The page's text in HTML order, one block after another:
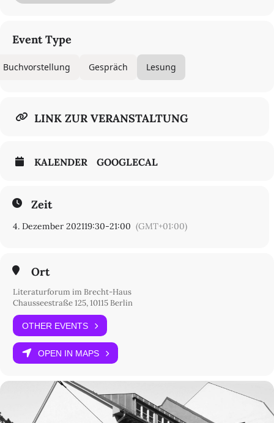
In Zusammenarbeit mit dem Fritz-Hüser-Institut und dem
Event Type
Buchvorstellung Gespräch Lesung
LINK ZUR VERANSTALTUNG
KALENDER GOOGLECAL
Zeit
4. Dezember 202119:30-21:00 (GMT+01:00)
Ort
Literaturforum im Brecht-Haus
Chausseestraße 125, 10115 Berlin
OTHER EVENTS
OPEN IN MAPS